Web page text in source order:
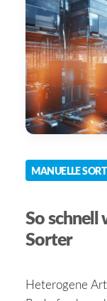
MANUELLE
So schnell
Sorter
Heterogene